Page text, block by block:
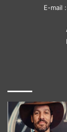
E-mail